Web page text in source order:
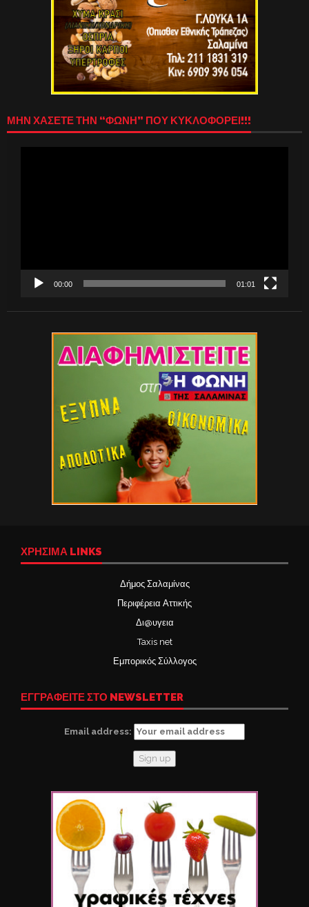
ΜΗΝ ΧΑΣΕΤΕ ΤΗΝ “ΦΩΝΗ” ΠΟΥ ΚΥΚΛΟΦΟΡΕΙ!!!
00:00 01:01
ΧΡΉΣΙΜΑ LINKS
Δήμος Σαλαμίνας
Περιφέρεια Αττικής
Δι@υγεια
Taxis net
Εμπορικός Σύλλογος
ΕΓΓΡΑΦΕΙΤΕ ΣΤΟ NEWSLETTER
Email address: